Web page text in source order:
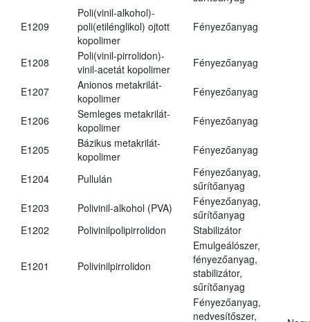
E1209
Poli(vinil-alkohol)-
poli(etilénglikol) ojtott
kopolimer
Fényezőanyag
E1208
Poli(vinil-pirrolidon)-
vinil-acetát kopolimer
Fényezőanyag
E1207
Anionos metakrilát-
kopolimer
Fényezőanyag
E1206
Semleges metakrilát-
kopolimer
Fényezőanyag
E1205
Bázikus metakrilát-
kopolimer
Fényezőanyag
E1204 Pullulán
Fényezőanyag,
sűrítőanyag
E1203
Polivinil-alkohol (PVA)
Fényezőanyag,
sűrítőanyag
E1202
Polivinilpolipirrolidon Stabilizátor
E1201 Polivinilpirrolidon
Emulgeálószer,
fényezőanyag,
stabilizátor,
sűrítőanyag
Fényezőanyag,
nedvesítőszer,